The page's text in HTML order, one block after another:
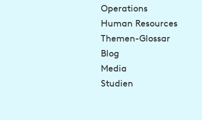
Operations
Human Resources
Themen-Glossar
Blog
Media
Studien